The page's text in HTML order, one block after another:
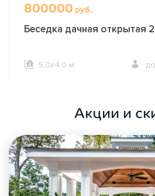
800000 руб.
Беседка дачная открытая
5,0х4,0 м.
Акции и